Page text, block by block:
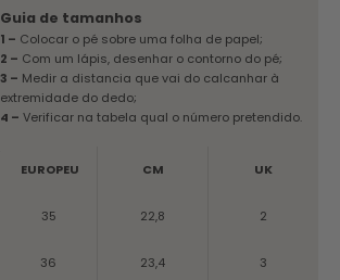
Guia de tamanhos
1 – Colocar o pé sobre uma folha de papel;
2 – Com um lápis, desenhar o contorno do pé;
3 – Medir a distancia que vai do calcanhar à
extremidade do dedo;
4 – Verificar na tabela qual o número pretendido.
EUROPEU CM UK
35 22,8 2
36 23,4 3